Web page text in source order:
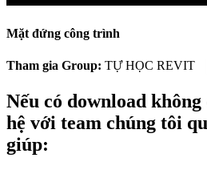
Mặt đứng công trình
Tham gia Group: TỰ HỌC REVIT
Nếu có download
hệ với team chúng tôi
giúp: